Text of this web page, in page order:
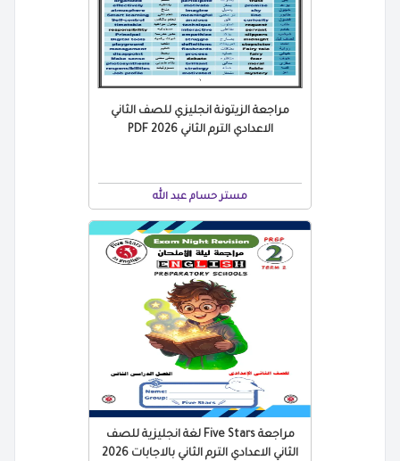
مراجعة الزيتونة انجليزي للصف الثاني
الاعدادي الترم الثاني 2026 PDF
مستر حسام عبد الله
مراجعة Five Stars لغة انجليزية للصف
الثاني الاعدادي الترم الثاني بالاجابات 2026